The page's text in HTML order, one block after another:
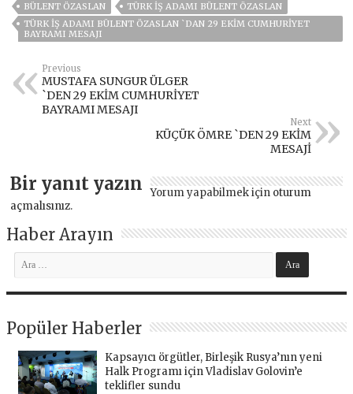
BÜLENT ÖZASLAN
TÜRK İŞ ADAMI BÜLENT ÖZASLAN
TÜRK İŞ ADAMI BÜLENT ÖZASLAN `DAN 29 EKİM CUMHURİYET
BAYRAMI MESAJI
Previous
MUSTAFA SUNGUR ÜLGER
`DEN 29 EKİM CUMHURİYET
BAYRAMI MESAJI
Next
KÜÇÜK ÖMRE `DEN 29 EKİM
MESAJİ
Bir yanıt yazın Yorum yapabilmek için oturum
açmalısınız.
Haber Arayın
Popüler Haberler
Kapsayıcı örgütler, Birleşik Rusya’nın yeni
Halk Programı için Vladislav Golovin’e
teklifler sundu